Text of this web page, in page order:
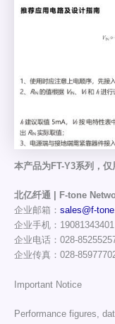
本产品为FT-Y3系列，仅
北亿纤通 | F-tone
企业邮箱： sales@f-
企业手机：19081343401
企业电话：028-
企业传真：028-
Important Notice
Performance figures,